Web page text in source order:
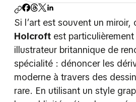
Si l’art est souvent un miroir,
Holcroft est
illustrateur britannique de
spécialité : dénoncer les
moderne à travers des
rare. En utilisant un style